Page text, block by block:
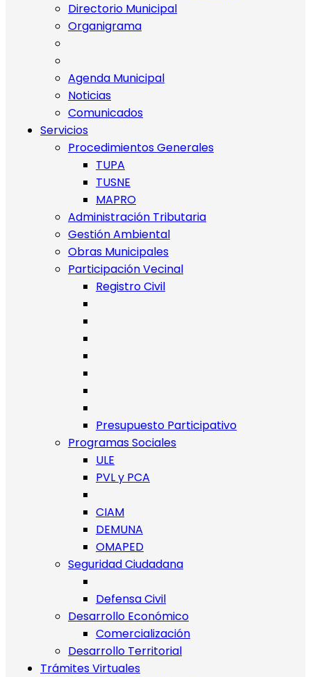
Directorio Municipal
Organigrama
Agenda Municipal
Noticias
Comunicados
Servicios
Procedimientos Generales
TUPA
TUSNE
MAPRO
Administración Tributaria
Gestión Ambiental
Obras Municipales
Participación Vecinal
Registro Civil
Presupuesto Participativo
Programas Sociales
ULE
PVL y PCA
CIAM
DEMUNA
OMAPED
Seguridad Ciudadana
Defensa Civil
Desarrollo Económico
Comercialización
Desarrollo Territorial
Trámites Virtuales